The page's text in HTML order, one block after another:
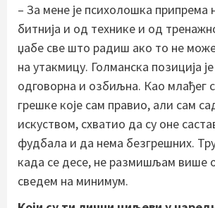
– За мене је психолошка припрема
битнија и од технике и од
џабе све што радиш ако то не
на утакмицу. Голманска позиција је
одговорна и озбиљна. Као млађег
грешке које сам правио, али сам
искуством, схватио да су оне
фудбала и да нема безгрешних.
када се десе, не размишљам више
сведем на минимум.